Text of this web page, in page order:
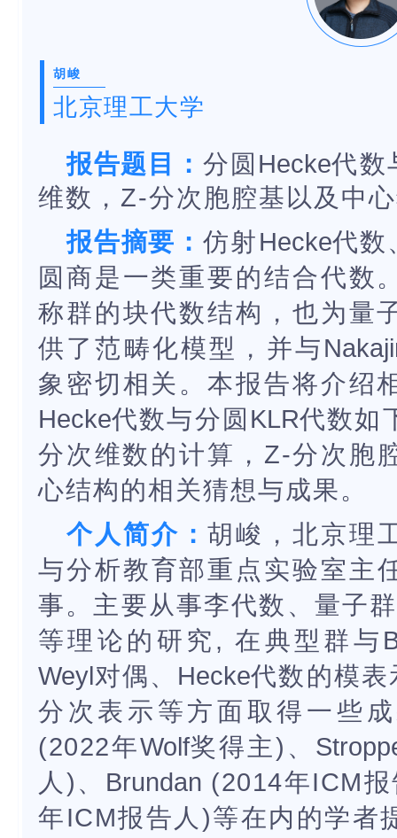
胡峻
北京理工大学
报告题目： 分圆 Hecke代数
维数，Z-分次胞腔基以及中
报告摘要： 仿射Hecke代数
圆商是一类重要的结合代数
称群的块代数结构，也为量
供了范畴化模型，并与
象密切相关。本报告将介绍
Hecke代数与分圆 KLR代数如
分次维数的计算，Z-分次胞
心结构的相关猜想与成果。
个人简介：胡峻，北京理
与分析教育部重点实验室主
事。主要从事李代数、量子
等理论的研究, 在典型群与
Weyl对偶、 Hecke代数的模表
分次表示等方面取得一些
(2022年Wolf奖得主)、
人)、 Brundan (2014年ICM
年ICM报告人)等在内的学者